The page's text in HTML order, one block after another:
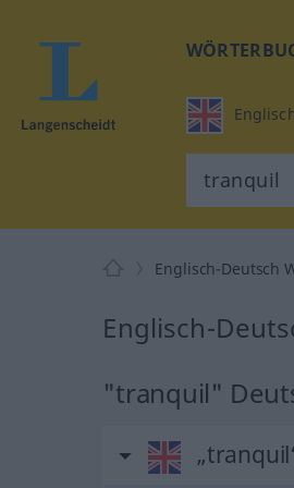
Englisch-Deutsch
Englisch-
"tranquil"